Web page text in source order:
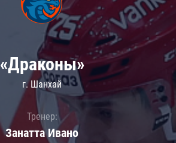
«Драконы»
г. Шанхай
Тренер:
Занатта Иванo